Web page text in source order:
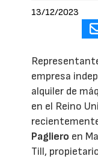
13/12/2023
empresa
alquiler de
en el Reino
Pagliero en
Till,